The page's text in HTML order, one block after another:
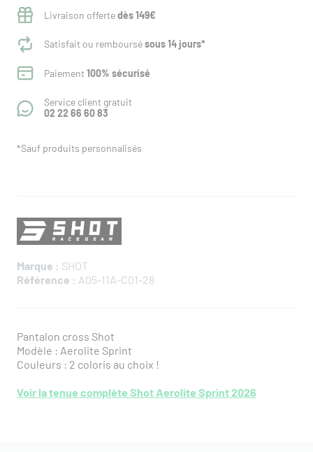
Livraison offertedès 149€
Satisfait ou remboursésous 14 jours*
Paiement100% sécurisé
Service client gratuit
02 22 66 60 83
*Sauf produits personnalisés
Marque : SHOT
Référence : A05-11A-C01-28
Pantalon cross Shot
Modèle : Aerolite Sprint
Couleurs : 2 coloris au choix !
Voir la tenue complète Shot Aerolite Sprint 2026